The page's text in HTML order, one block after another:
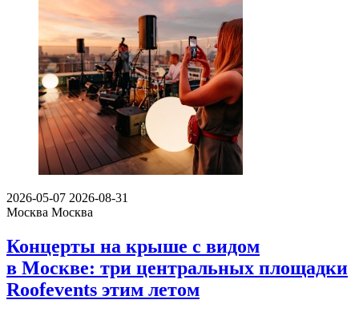
2026-05-07 2026-08-31
Москва Москва
Концерты на крыше с видом
в Москве: три центральных площадки
Roofevents этим летом